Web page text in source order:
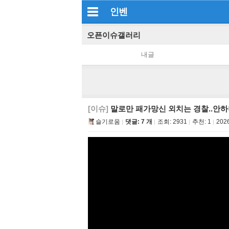
인벤
오픈이슈갤러리
내글
[이슈] 말로만 패가망신 외치는 경찰..안
슬기로움 댓글: 7 개 조회: 2931 추천: 1